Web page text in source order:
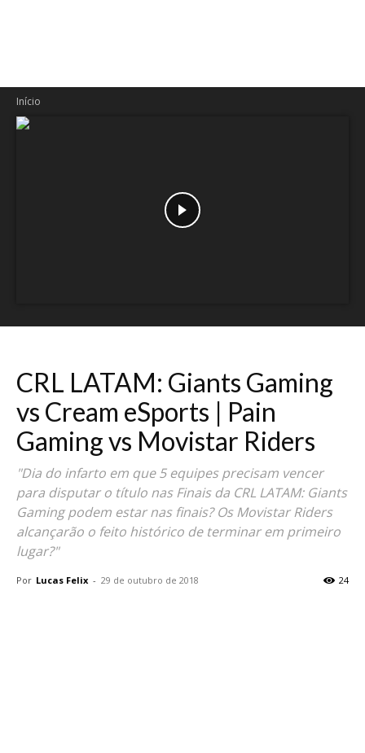
Início
CRL LATAM: Giants Gaming
vs Cream eSports | Pain
Gaming vs Movistar Riders
"Dia do infarto em que 5 equipes precisam vencer
para disputar o título nas Finais da CRL LATAM: Giants
Gaming podem estar nas finais? Os Movistar Riders
alcançarão o feito histórico de terminar em primeiro
lugar?"
Por Lucas Felix - 29 de outubro de 2018 24